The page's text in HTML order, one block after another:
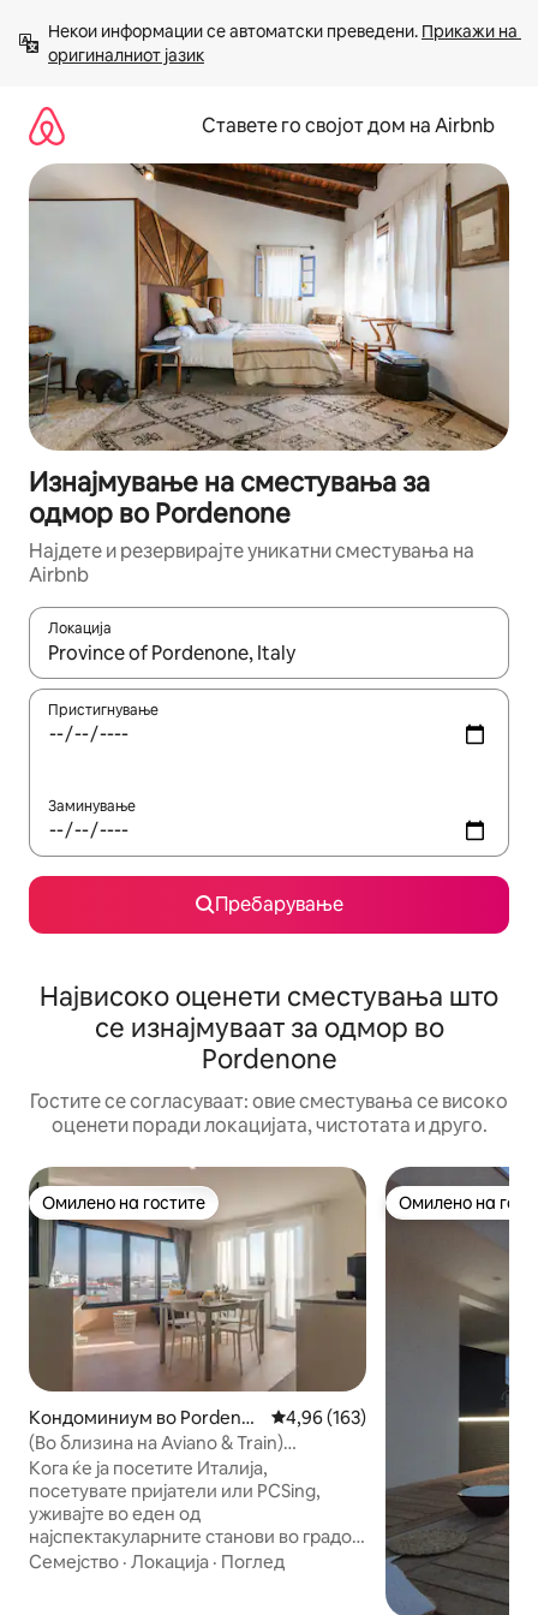
содржина
Некои информации се автоматски преведени. Прикажи на
оригиналниот јазик
Ставете го својот дом на Airbnb
Изнајмување на сместувања за
одмор во Pordenone
Најдете и резервирајте уникатни сместувања на
Airbnb
Локација
Кога резултатите се достапни, движете се со копчињата
Пристигнување
Заминување
Пребарување
Највисоко оценети сместувања што
се изнајмуваат за одмор во
Pordenone
Гостите се согласуваат: овие сместувања се високо
оценети поради локацијата, чистотата и друго.
Омилено на гостите
Омилено на гостите
Кондоминиум во Pordeno
ne
Просечна оцена: 4,96 од 5,
4,96 (163)
(Во близина на Aviano & Train)
Panoramic, Super Central
Кога ќе ја посетите Италија,
посетувате пријатели или PCSing,
уживајте во еден од
најспектакуларните станови во градот!
Деноноќен пристап - се наоѓа на
Семејство · Локација · Поглед
Омилено на
Омилено на